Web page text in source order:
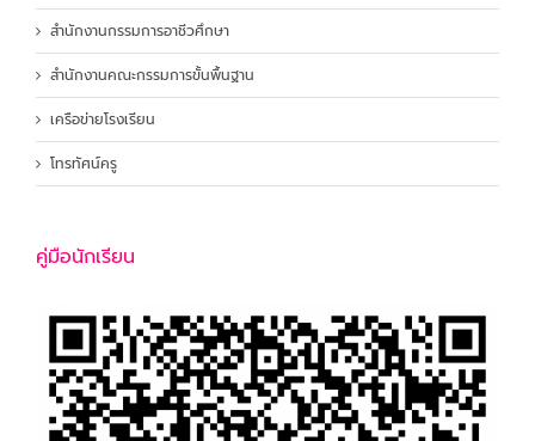
สำนักงานกรรมการอาชีวศึกษา
สำนักงานคณะกรรมการขั้นพื้นฐาน
เครือข่ายโรงเรียน
โทรทัศน์ครู
คู่มือนักเรียน